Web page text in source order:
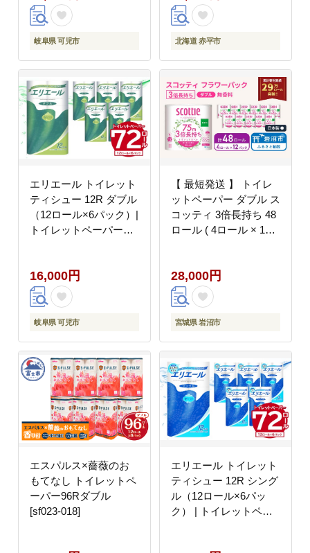
岐阜県 可児市
紙 防災 常備品 備蓄品
消耗品 備蓄 日用品 生
活必需品 北海道 赤平市
北海道 赤平市
エリエール トイレット
ティシュー 12R ダブル
（12ロール×6パック）|
トイレットペーパー
16,000円
岐阜県 可児市
【 最短発送 】 トイレ
ットペーパー ダブル ス
コッティ 3倍長持ち 48
ロール ( 4ロール × 12
28,000円
宮城県 岩沼市
エスパルス×薔薇のお
もてなし トイレットペ
ーパー96Rダブル
[sf023-018]
エリエール トイレット
ティシュー 12R シング
ル（12ロール×6パッ
ク） | トイレットペー